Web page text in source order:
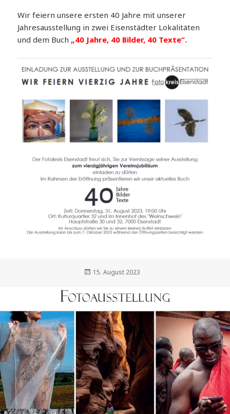
Wir feiern unsere ersten 40 Jahre mit unserer
Jahresausstellung in zwei Eisenstädter Lokalitäten
und dem Buch „40 Jahre, 40 Bilder, 40 Texte“.
Veröffentlicht
15. August 2023